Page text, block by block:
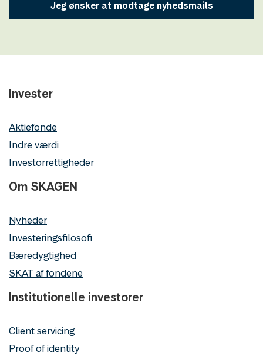
Jeg ønsker at modtage nyhedsmails
Invester
Aktiefonde
Indre værdi
Investorrettigheder
Om SKAGEN
Nyheder
Investeringsfilosofi
Bæredygtighed
SKAT af fondene
Institutionelle investorer
Client servicing
Proof of identity